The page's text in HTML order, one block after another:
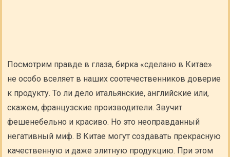
Посмотрим правде в глаза, бирка «сделано в Китае»
не особо вселяет в наших соотечественников доверие
к продукту. То ли дело итальянские, английские или,
скажем, французские производители. Звучит
фешенебельно и красиво. Но это неоправданный
негативный миф. В Китае могут создавать прекрасную
качественную и даже элитную продукцию. При этом